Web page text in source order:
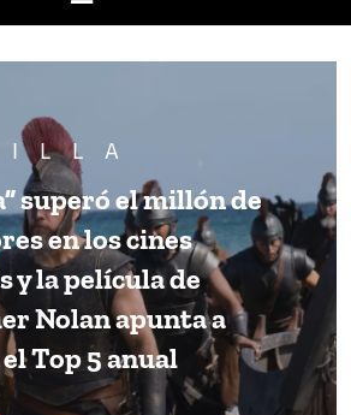
superó el millón de
en los cines
y la película de
Nolan apunta a
Top 5 anual